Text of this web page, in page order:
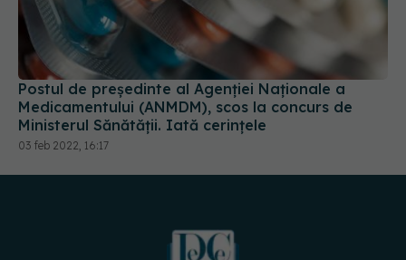
Postul de președinte al Agenției Naționale a
Medicamentului (ANMDM), scos la concurs de
Ministerul Sănătății. Iată cerințele
03 feb 2022, 16:17